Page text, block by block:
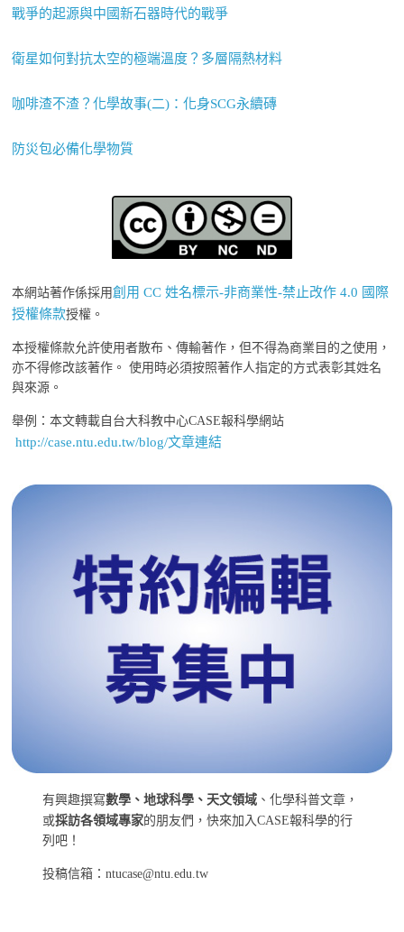
戰爭的起源與中國新石器時代的戰爭
衛星如何對抗太空的極端溫度？多層隔熱材料
咖啡渣不渣？化學故事(二)：化身SCG永續磚
防災包必備化學物質
本網站著作係採用創用 CC 姓名標示-非商業性-禁止改作 4.0 國際
授權條款授權。
本授權條款允許使用者散布、傳輸著作，但不得為商業目的之使用，
亦不得修改該著作。 使用時必須按照著作人指定的方式表彰其姓名
與來源。
舉例：本文轉載自台大科教中心CASE報科學網站
http://case.ntu.edu.tw/blog/文章連結
有興趣撰寫數學、地球科學、天文領域 、化學科普文章，
或採訪各領域專家的朋友們，快來加入CASE報科學的行
列吧！
投稿信箱：ntucase@ntu.edu.tw